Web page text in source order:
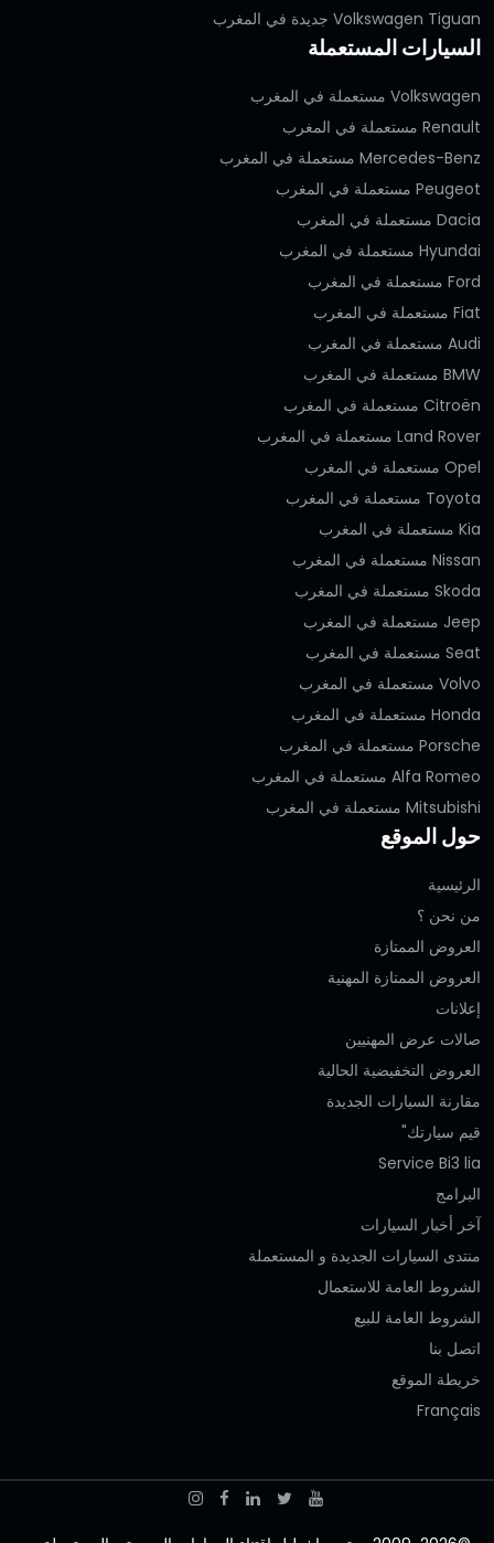
Volkswagen Tiguan جديدة في المغرب
السيارات المستعملة
Volkswagen مستعملة في المغرب
Renault مستعملة في المغرب
Mercedes-Benz مستعملة في المغرب
Peugeot مستعملة في المغرب
Dacia مستعملة في المغرب
Hyundai مستعملة في المغرب
Ford مستعملة في المغرب
Fiat مستعملة في المغرب
Audi مستعملة في المغرب
BMW مستعملة في المغرب
Citroën مستعملة في المغرب
Land Rover مستعملة في المغرب
Opel مستعملة في المغرب
Toyota مستعملة في المغرب
Kia مستعملة في المغرب
Nissan مستعملة في المغرب
Skoda مستعملة في المغرب
Jeep مستعملة في المغرب
Seat مستعملة في المغرب
Volvo مستعملة في المغرب
Honda مستعملة في المغرب
Porsche مستعملة في المغرب
Alfa Romeo مستعملة في المغرب
Mitsubishi مستعملة في المغرب
حول الموقع
الرئيسية
من نحن ؟
العروض الممتازة
العروض الممتازة المهنية‎
إعلانات
صالات عرض المهنيين
العروض التخفيضية الحالية
مقارنة السيارات الجديدة
قيم سيارتك"
Service Bi3 lia
البرامج
آخر أخبار السيارات
منتدى السيارات الجديدة و المستعملة
الشروط العامة للاستعمال
الشروط العامة للبيع
اتصل بنا
خريطة الموقع
Français